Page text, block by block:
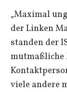
„Maximal
der Linken
standen der
mutmaßliche
viele andere